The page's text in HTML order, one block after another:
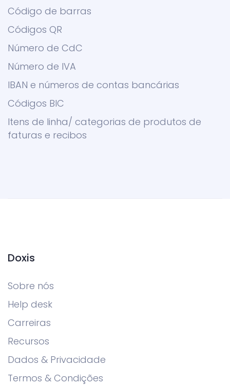
Código de barras
Códigos QR
Número de CdC
Número de IVA
IBAN e números de contas bancárias
Códigos BIC
Itens de linha/ categorias de produtos de
faturas e recibos
Doxis
Sobre nós
Help desk
Carreiras
Recursos
Dados & Privacidade
Termos & Condições